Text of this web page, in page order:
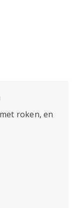
roken, en